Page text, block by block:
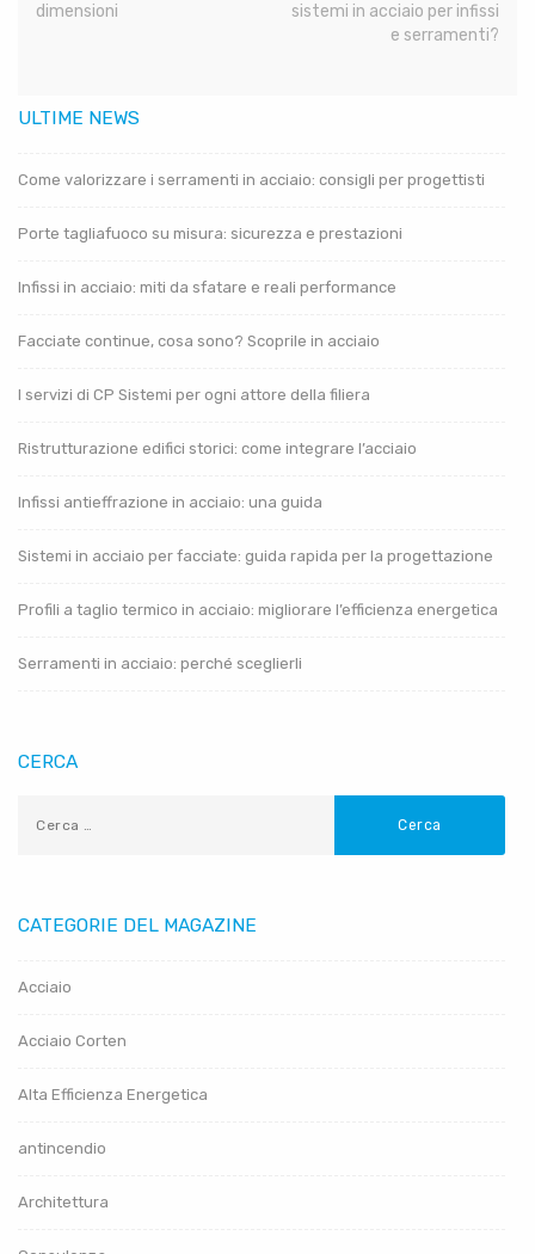
dimensioni
sistemi in acciaio per infissi
e serramenti?
ULTIME NEWS
Come valorizzare i serramenti in acciaio: consigli per progettisti
Porte tagliafuoco su misura: sicurezza e prestazioni
Infissi in acciaio: miti da sfatare e reali performance
Facciate continue, cosa sono? Scoprile in acciaio
I servizi di CP Sistemi per ogni attore della filiera
Ristrutturazione edifici storici: come integrare l’acciaio
Infissi antieffrazione in acciaio: una guida
Sistemi in acciaio per facciate: guida rapida per la progettazione
Profili a taglio termico in acciaio: migliorare l’efficienza energetica
Serramenti in acciaio: perché sceglierli
CERCA
CATEGORIE DEL MAGAZINE
Acciaio
Acciaio Corten
Alta Efficienza Energetica
antincendio
Architettura